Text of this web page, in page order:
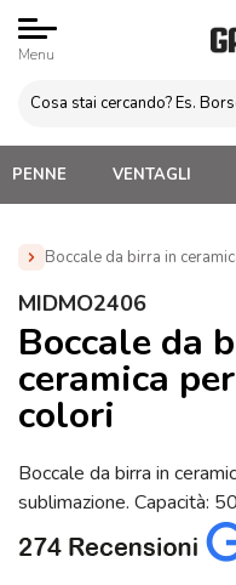
Menu
PENNE VENTAGLI
Boccale da birra in
Home » Tazze e bicchieri
(MIDMO2406)
MIDMO2406
Boccale da
ceramica
colori
Boccale da birra in
sublimazione. Capacità: